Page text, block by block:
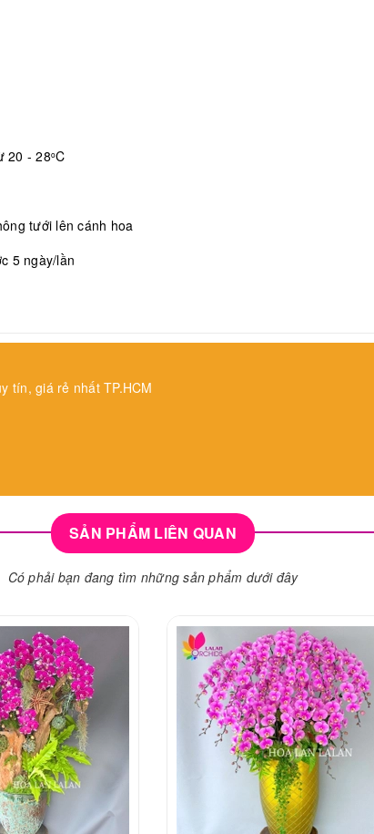
20 - 28oC
tưới lên cánh hoa
5 ngày/lần
tín, giá rẻ nhất TP.HCM
SẢN PHẨM LIÊN QUAN
Có phải bạn đang tìm những sản phẩm dưới đây